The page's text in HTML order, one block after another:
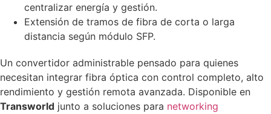
centralizar energía y gestión.
Extensión de tramos de fibra de corta o larga
distancia según módulo SFP.
Un convertidor administrable pensado para quienes
necesitan integrar fibra óptica con control completo, alto
rendimiento y gestión remota avanzada. Disponible en
Transworld junto a soluciones para networking